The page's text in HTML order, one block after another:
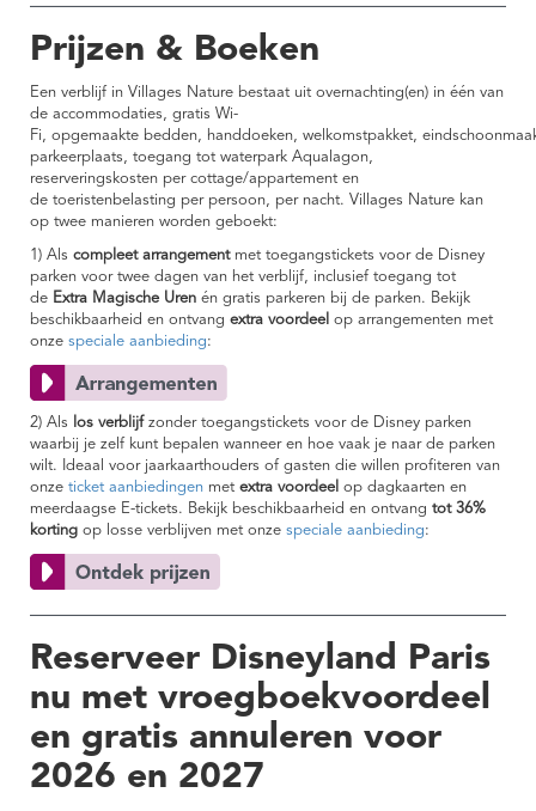
Prijzen & Boeken
Een verblijf in Villages Nature bestaat uit overnachting(en) in één van
de accommodaties, gratis Wi-
Fi, opgemaakte bedden, handdoeken, welkomstpakket,
parkeerplaats, toegang tot waterpark Aqualagon,
reserveringskosten per cottage/appartement en
de toeristenbelasting per persoon, per nacht. Villages Nature kan
op twee manieren worden geboekt:
1) Als compleet arrangementmet toegangstickets voor de Disney
parken voor twee dagen van het verblijf, inclusief toegang tot
de Extra Magische Uren én gratis parkeren bij de parken. Bekijk
beschikbaarheid en ontvang extra voordeel op arrangementen met
onze speciale aanbieding:
2) Als los verblijf zonder toegangstickets voor de Disney parken
waarbij je zelf kunt bepalen wanneer en hoe vaak je naar de parken
wilt. Ideaal voor jaarkaarthouders of gasten die willen profiteren van
onze ticket aanbiedingen met extra voordeel op dagkaarten en
meerdaagse E-tickets. Bekijk beschikbaarheid en ontvang tot 36%
korting op losse verblijven met onze speciale aanbieding:
Reserveer Disneyland Paris
nu met vroegboekvoordeel
en gratis annuleren voor
2026 en 2027